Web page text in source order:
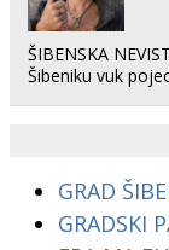
ŠIBENSKA
Šibeniku vuk
GRAD
GRADSKI